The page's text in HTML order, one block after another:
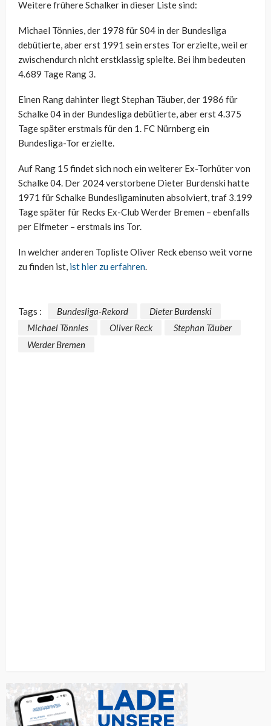
Weitere frühere Schalker in dieser Liste sind:
Michael Tönnies, der 1978 für S04 in der Bundesliga
debütierte, aber erst 1991 sein erstes Tor erzielte, weil er
zwischendurch nicht erstklassig spielte. Bei ihm bedeuten
4.689 Tage Rang 3.
Einen Rang dahinter liegt Stephan Täuber, der 1986 für
Schalke 04 in der Bundesliga debütierte, aber erst 4.375
Tage später erstmals für den 1. FC Nürnberg ein
Bundesliga-Tor erzielte.
Auf Rang 15 findet sich noch ein weiterer Ex-Torhüter von
Schalke 04. Der 2024 verstorbene Dieter Burdenski hatte
1971 für Schalke Bundesligaminuten absolviert, traf 3.199
Tage später für Recks Ex-Club Werder Bremen – ebenfalls
per Elfmeter – erstmals ins Tor.
In welcher anderen Topliste Oliver Reck ebenso weit vorne
zu finden ist, ist hier zu erfahren.
Tags : Bundesliga-Rekord
Dieter Burdenski
Michael Tönnies
Oliver Reck
Stephan Täuber
Werder Bremen